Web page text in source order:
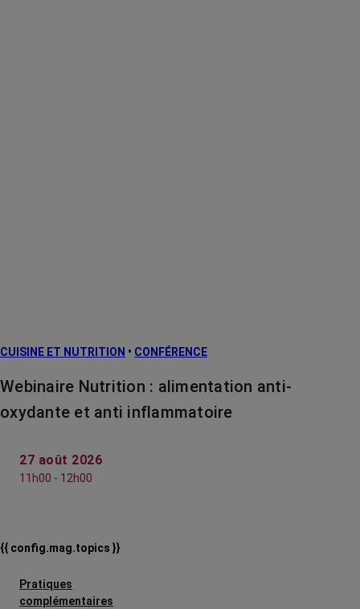
CUISINE ET NUTRITION • CONFÉRENCE
Webinaire Nutrition : alimentation anti-
oxydante et anti inflammatoire
27 août 2026
11h00 - 12h00
{{ config.mag.topics }}
Pratiques
complémentaires